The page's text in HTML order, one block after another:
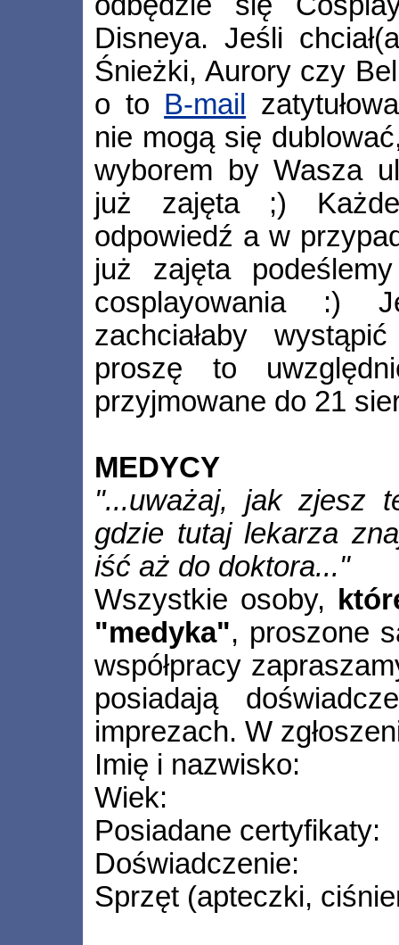
Disneya. Jeśli
Śnieżki, Aurory czy
o to B-mail
nie mogą się
wyborem by Wasza
już zajęta ;) Każde
odpowiedź a w
już zajęta
cosplayowania :)
zachciałaby
proszę to
przyjmowane do 21
MEDYCY
"...uważaj, jak zjesz
gdzie tutaj lekarza
iść aż do doktora..."
Wszystkie osoby,
"medyka", proszone
współpracy
posiadają
imprezach. W
Imię i nazwisko:
Wiek:
Posiadane certyfikaty:
Doświadczenie:
Sprzęt (apteczki,